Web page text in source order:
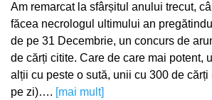
Am remarcat la sfârșitul anului trecut,
făcea necrologul ultimului an
de pe 31 Decembrie, un concurs de
de cărți citite. Care de care mai potent,
alții cu peste o sută, unii cu 300 de cărți
pe zi)…. [mai mult]